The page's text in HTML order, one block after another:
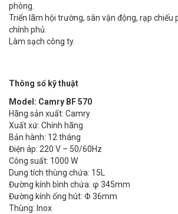
phòng.
Triển lãm hội trường, sân vận động, rạp chiếu
chính phủ.
Làm sạch công ty.
Thông số kỹ thuật
Model: Camry BF 570
Hãng sản xuất: Camry
Xuất xứ: Chính hãng
Bản hành: 12 tháng
Điện áp: 220 V – 50/60Hz
Công suất: 1000 W
Dung tích thùng chứa: 15L
Đường kính bình chứa: φ 345mm
Đường kính ống hút: Φ 36mm
Thùng: Inox